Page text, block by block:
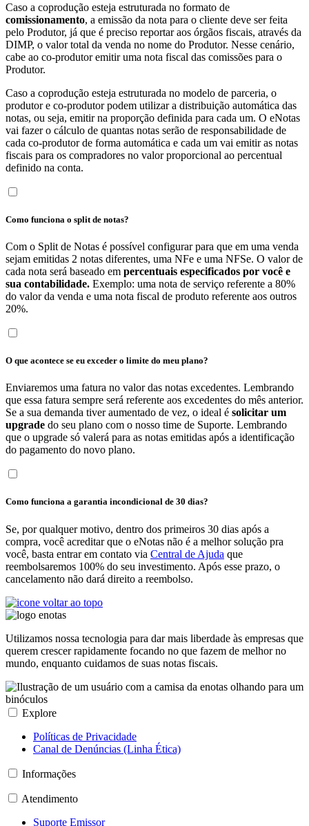
Caso a coprodução esteja estruturada no formato de
comissionamento, a emissão da nota para o cliente deve ser feita
pelo Produtor, já que é preciso reportar aos órgãos fiscais, através da
DIMP, o valor total da venda no nome do Produtor. Nesse cenário,
cabe ao co-produtor emitir uma nota fiscal das comissões para o
Produtor.
Caso a coprodução esteja estruturada no modelo de parceria, o
produtor e co-produtor podem utilizar a distribuição automática das
notas, ou seja, emitir na proporção definida para cada um. O eNotas
vai fazer o cálculo de quantas notas serão de responsabilidade de
cada co-produtor de forma automática e cada um vai emitir as notas
fiscais para os compradores no valor proporcional ao percentual
definido na conta.
Como funciona o split de notas?
Com o Split de Notas é possível configurar para que em uma venda
sejam emitidas 2 notas diferentes, uma NFe e uma NFSe. O valor de
cada nota será baseado em percentuais especificados por você e
sua contabilidade. Exemplo: uma nota de serviço referente a 80%
do valor da venda e uma nota fiscal de produto referente aos outros
20%.
O que acontece se eu exceder o limite do meu plano?
Enviaremos uma fatura no valor das notas excedentes. Lembrando
que essa fatura sempre será referente aos excedentes do mês anterior.
Se a sua demanda tiver aumentado de vez, o ideal é solicitar um
upgrade do seu plano com o nosso time de Suporte. Lembrando
que o upgrade só valerá para as notas emitidas após a identificação
do pagamento do novo plano.
Como funciona a garantia incondicional de 30 dias?
Se, por qualquer motivo, dentro dos primeiros 30 dias após a
compra, você acreditar que o eNotas não é a melhor solução pra
você, basta entrar em contato via Central de Ajuda que
reembolsaremos 100% do seu investimento. Após esse prazo, o
cancelamento não dará direito a reembolso.
Utilizamos nossa tecnologia para dar mais liberdade às empresas que
querem crescer rapidamente focando no que fazem de melhor no
mundo, enquanto cuidamos de suas notas fiscais.
Explore
Políticas de Privacidade
Canal de Denúncias (Linha Ética)
Informações
Atendimento
Suporte Emissor